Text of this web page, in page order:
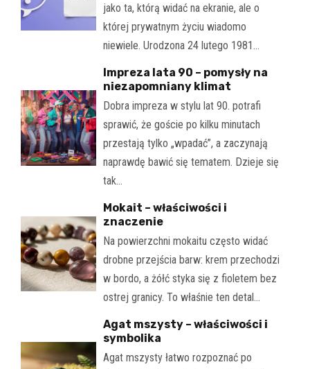
jako ta, którą widać na ekranie, ale o
której prywatnym życiu wiadomo
niewiele. Urodzona 24 lutego 1981…
Impreza lata 90 – pomysły na
niezapomniany klimat
Dobra impreza w stylu lat 90. potrafi
sprawić, że goście po kilku minutach
przestają tylko „wpadać”, a zaczynają
naprawdę bawić się tematem. Dzieje się
tak…
Mokait – właściwości i
znaczenie
Na powierzchni mokaitu często widać
drobne przejścia barw: krem przechodzi
w bordo, a żółć styka się z fioletem bez
ostrej granicy. To właśnie ten detal…
Agat mszysty – właściwości i
symbolika
Agat mszysty łatwo rozpoznać po